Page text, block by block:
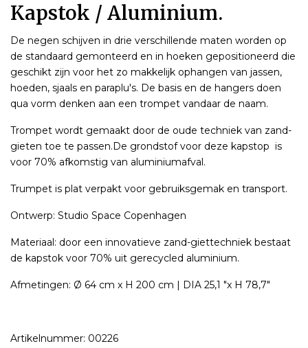
Kapstok / Aluminium.
De negen schijven in drie verschillende maten worden op
de standaard gemonteerd en in hoeken gepositioneerd die
geschikt zijn voor het zo makkelijk ophangen van jassen,
hoeden, sjaals en paraplu's. De basis en de hangers doen
qua vorm denken aan een trompet vandaar de naam.
Trompet wordt gemaakt door de oude techniek van zand-
gieten toe te passen. De grondstof voor deze kapstop is
voor 70% afkomstig van aluminiumafval.
Trumpet is plat verpakt voor gebruiksgemak en transport.
Ontwerp: Studio Space Copenhagen
Materiaal: door een innovatieve zand-giettechniek bestaat
de kapstok voor 70% uit gerecycled aluminium.
Afmetingen: Ø 64 cm x H 200 cm | DIA 25,1 "x H 78,7"
Artikelnummer: 00226